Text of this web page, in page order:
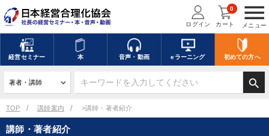
menu
メニュー
ログイン カート
0
経営セミナー 本 音声・動画 eラーニング 初めての方へ
search
TOP 講師案内 >講師・著者紹介
講師・著者紹介